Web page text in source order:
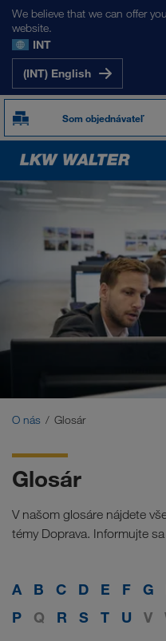
We believe that we can offer
website.
INT
(INT) English
Som objednávateľ
Informácia o firme
SHEQ-Manažment
Sociálna zodpovednosť
Compliance
WALTER GROUP
O nás Glosár
Glosár
V našom glosáre nájdete
témy Doprava. Informujte sa
A B C D E F G
P
Q R S T U V